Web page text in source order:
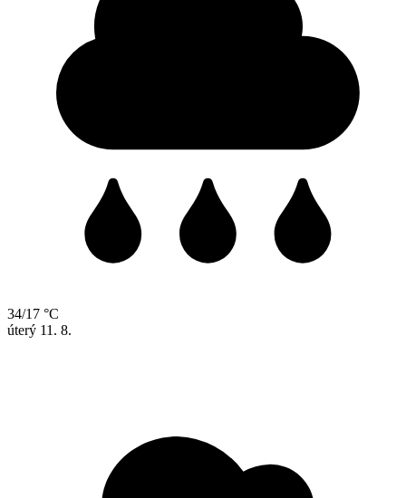
34/17 °C
úterý 11. 8.